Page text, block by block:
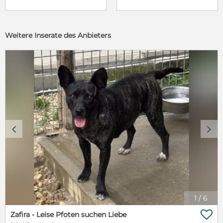
Weitere Inserate des Anbieters
1 / 6
c d
Zafira - Leise Pfoten suchen Liebe 